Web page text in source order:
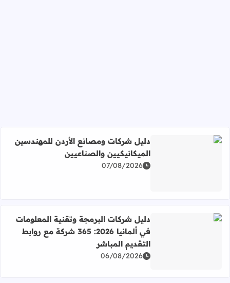
اقرأ المزيد عن دليل شركات ومصانع الأردن للمهندسين
دليل شركات ومصانع الأردن للمهندسين
الميكانيكيين والصناعيين
07/08/2026
اقرأ المزيد عن دليل شركات البرمجة وتقنية المعلومات في ألمانيا 2026: 365 شركة مع روابط التقديم
دليل شركات البرمجة وتقنية المعلومات
في ألمانيا 2026: 365 شركة مع روابط
التقديم المباشر
06/08/2026